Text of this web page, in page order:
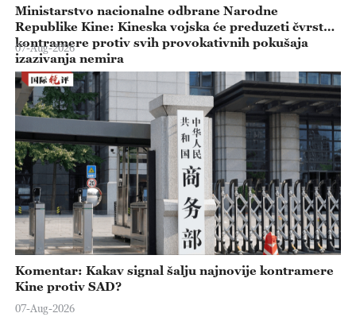
Ministarstvo nacionalne odbrane Narodne
Republike Kine: Kineska vojska će preduzeti čvrste
kontramere protiv svih provokativnih pokušaja
izazivanja nemira
07-Aug-2026
Komentar: Kakav signal šalju najnovije kontramere
Kine protiv SAD?
07-Aug-2026